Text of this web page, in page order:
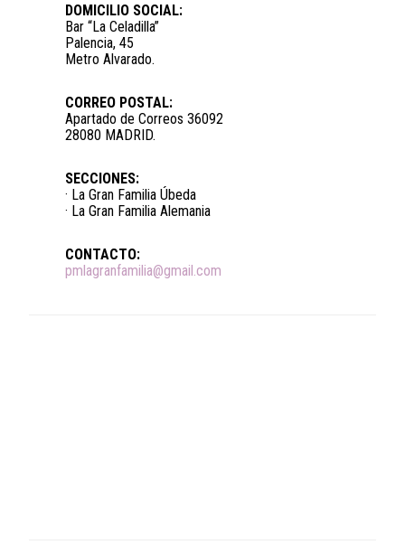
DOMICILIO SOCIAL:
Bar “La Celadilla”
Palencia, 45
Metro Alvarado.
CORREO POSTAL:
Apartado de Correos 36092
28080 MADRID.
SECCIONES:
· La Gran Familia Úbeda
· La Gran Familia Alemania
CONTACTO:
pmlagranfamilia@gmail.com